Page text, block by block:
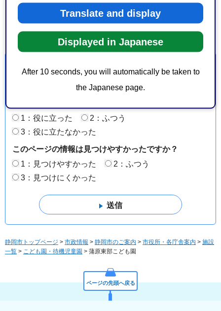
Translate and display
Displayed in Japanese
After 10 seconds, you will automatically be taken to
the Japanese page.
Google Mapsで地図を見る
見をお聞かせください
1：役に立った
2：ふつう
3：役に立たなかった
このページの情報は見つけやすかったですか？
1：見つけやすかった
2：ふつう
3：見つけにくかった
静岡市トップページ > 市政情報 > 静岡市のご案内 > 市役所・各庁舎案内 > 施設
一覧 > こども園・待機児童園 > 蒲原東部こども園
ページの先頭へ戻る